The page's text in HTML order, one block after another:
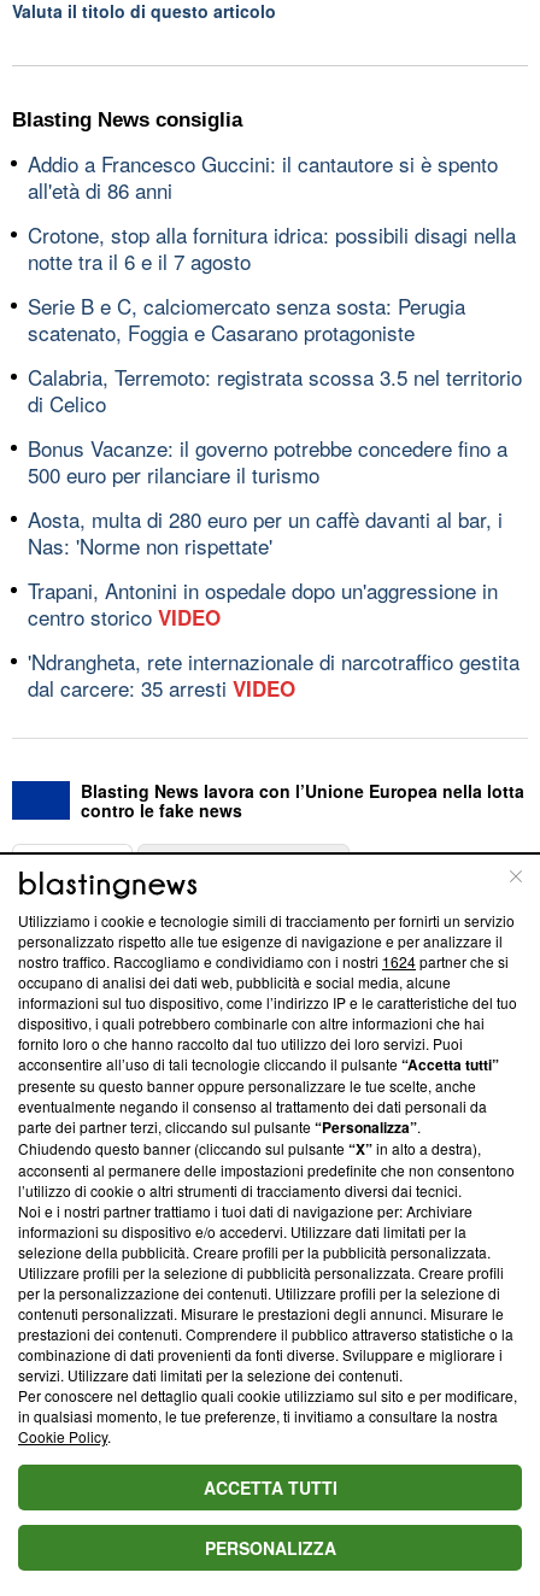
Valuta il titolo di questo articolo
Blasting News consiglia
Addio a Francesco Guccini: il cantautore si è spento
all'età di 86 anni
Crotone, stop alla fornitura idrica: possibili disagi nella
notte tra il 6 e il 7 agosto
Serie B e C, calciomercato senza sosta: Perugia
scatenato, Foggia e Casarano protagoniste
Calabria, Terremoto: registrata scossa 3.5 nel territorio
di Celico
Bonus Vacanze: il governo potrebbe concedere fino a
500 euro per rilanciare il turismo
Aosta, multa di 280 euro per un caffè davanti al bar, i
Nas: 'Norme non rispettate'
Trapani, Antonini in ospedale dopo un'aggressione in
centro storico VIDEO
'Ndrangheta, rete internazionale di narcotraffico gestita
dal carcere: 35 arresti VIDEO
Blasting News lavora con l’Unione Europea nella lotta
contro le fake news
ABOUT
Questa sezione offre informazioni trasparenti su Blasting
News, sui nostri processi editoriali e su come ci impegniamo a
creare news di qualità. Inoltre, afferma la nostra aderenza a
‘Trust Project - News with Integrity’Blasting News non è
ancora membro del programma, ma ha richiesto di farne
parte; Trust Project non ha ancora effettuato una verifica di
conformità agli standard.
Su di noi
Team editoriale
Corporate
Redazione
Informativa Privacy
Cookie Policy
Blasting SA, IDI CHE-247.845.224, Via Carlo Frasca, 3 - 6900
Lugano (Svizzera) Tel:+39 0690258937
© 2026 Blasting News
Utilizziamo i cookie e tecnologie simili di tracciamento per fornirti un servizio
personalizzato rispetto alle tue esigenze di navigazione e per analizzare il
nostro traffico. Raccogliamo e condividiamo con i nostri 1624partner che si
occupano di analisi dei dati web, pubblicità e social media, alcune
informazioni sul tuo dispositivo, come l’indirizzo IP e le caratteristiche del tuo
dispositivo, i quali potrebbero combinarle con altre informazioni che hai
fornito loro o che hanno raccolto dal tuo utilizzo dei loro servizi. Puoi
acconsentire all’uso di tali tecnologie cliccando il pulsante“Accetta tutti”
presente su questo banner oppure personalizzare le tue scelte, anche
eventualmente negando il consenso al trattamento dei dati personali da
parte dei partner terzi, cliccando sul pulsante“Personalizza”.
Chiudendo questo banner (cliccando sul pulsante“X”in alto a destra),
acconsenti al permanere delle impostazioni predefinite che non consentono
l’utilizzo di cookie o altri strumenti di tracciamento diversi dai tecnici.
Noi e i nostri partner trattiamo i tuoi dati di navigazione per: Archiviare
informazioni su dispositivo e/o accedervi. Utilizzare dati limitati per la
selezione della pubblicità. Creare profili per la pubblicità personalizzata.
Utilizzare profili per la selezione di pubblicità personalizzata. Creare profili
per la personalizzazione dei contenuti. Utilizzare profili per la selezione di
contenuti personalizzati. Misurare le prestazioni degli annunci. Misurare le
prestazioni dei contenuti. Comprendere il pubblico attraverso statistiche o la
combinazione di dati provenienti da fonti diverse. Sviluppare e migliorare i
servizi. Utilizzare dati limitati per la selezione dei contenuti.
Per conoscere nel dettaglio quali cookie utilizziamo sul sito e per modificare,
in qualsiasi momento, le tue preferenze, ti invitiamo a consultare la nostra
Cookie Policy.
ACCETTA TUTTI
PERSONALIZZA